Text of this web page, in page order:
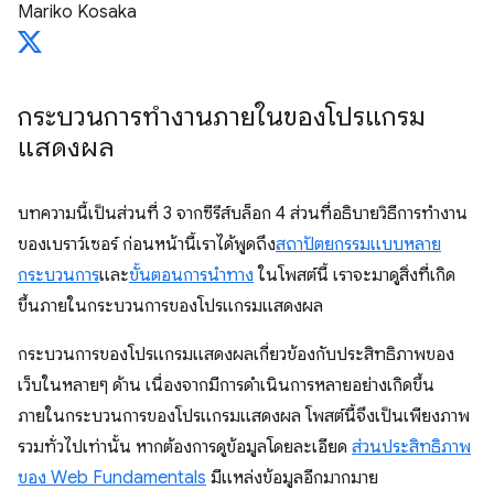
Mariko Kosaka
กระบวนการทำงานภายในของโปรแกรม
แสดงผล
บทความนี้เป็นส่วนที่ 3 จากซีรีส์บล็อก 4 ส่วนที่อธิบายวิธีการทำงาน
ของเบราว์เซอร์ ก่อนหน้านี้เราได้พูดถึงสถาปัตยกรรมแบบหลาย
กระบวนการและขั้นตอนการนําทาง ในโพสต์นี้ เราจะมาดูสิ่งที่เกิด
ขึ้นภายในกระบวนการของโปรแกรมแสดงผล
กระบวนการของโปรแกรมแสดงผลเกี่ยวข้องกับประสิทธิภาพของ
เว็บในหลายๆ ด้าน เนื่องจากมีการดำเนินการหลายอย่างเกิดขึ้น
ภายในกระบวนการของโปรแกรมแสดงผล โพสต์นี้จึงเป็นเพียงภาพ
รวมทั่วไปเท่านั้น หากต้องการดูข้อมูลโดยละเอียด ส่วนประสิทธิภาพ
ของ Web Fundamentals มีแหล่งข้อมูลอีกมากมาย